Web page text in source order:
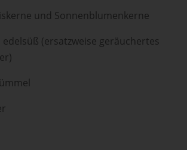
und Sonnenblumenkerne
edelsüß (ersatzweise geräuchertes